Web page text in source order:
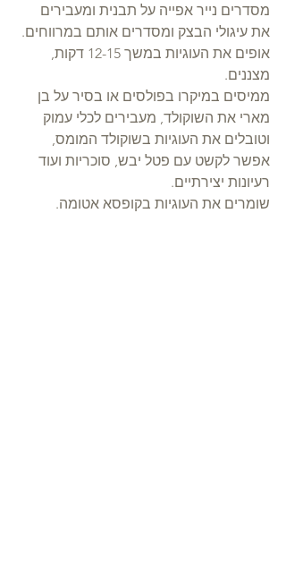
מסדרים נייר אפייה על תבנית ומעבירים
את עיגולי הבצק ומסדרים אותם במרווחים.
אופים את העוגיות במשך 12-15 דקות,
מצננים.
ממיסים במיקרו בפולסים או בסיר על בן
מארי את השוקולד, מעבירים לכלי עמוק
וטובלים את העוגיות בשוקולד המומס,
אפשר לקשט עם פטל יבש, סוכריות ועוד
רעיונות יצירתיים.
שומרים את העוגיות בקופסא אטומה.